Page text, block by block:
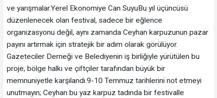
ve yarışmalar.​Yerel Ekonomiye Can Suyu​Bu yıl üçüncüsü
düzenlenecek olan festival, sadece bir eğlence
organizasyonu değil, aynı zamanda Ceyhan karpuzunun pazar
payını artırmak için stratejik bir adım olarak görülüyor.
Gazeteciler Derneği ve Belediyenin iş birliğiyle yürütülen bu
proje, bölge halkı ve çiftçiler tarafından büyük bir
memnuniyetle karşılandı.​9-10 Temmuz tarihlerini not etmeyi
unutmayın; Ceyhan bu yaz karpuz tadında bir festivalle